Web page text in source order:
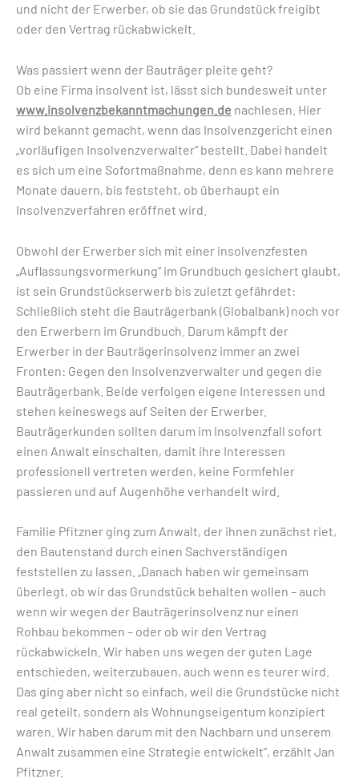
und nicht der Erwerber, ob sie das Grundstück freigibt
oder den Vertrag rückabwickelt.
Was passiert wenn der Bauträger pleite geht?
Ob eine Firma insolvent ist, lässt sich bundesweit unter
www.insolvenzbekanntmachungen.de nachlesen. Hier
wird bekannt gemacht, wenn das Insolvenzgericht einen
„vorläufigen Insolvenzverwalter“ bestellt. Dabei handelt
es sich um eine Sofortmaßnahme, denn es kann mehrere
Monate dauern, bis feststeht, ob überhaupt ein
Insolvenzverfahren eröffnet wird.
Obwohl der Erwerber sich mit einer insolvenzfesten
„Auflassungsvormerkung“ im Grundbuch gesichert glaubt,
ist sein Grundstückserwerb bis zuletzt gefährdet:
Schließlich steht die Bauträgerbank (Globalbank) noch vor
den Erwerbern im Grundbuch. Darum kämpft der
Erwerber in der Bauträgerinsolvenz immer an zwei
Fronten: Gegen den Insolvenzverwalter und gegen die
Bauträgerbank. Beide verfolgen eigene Interessen und
stehen keineswegs auf Seiten der Erwerber.
Bauträgerkunden sollten darum im Insolvenzfall sofort
einen Anwalt einschalten, damit ihre Interessen
professionell vertreten werden, keine Formfehler
passieren und auf Augenhöhe verhandelt wird.
Familie Pfitzner ging zum Anwalt, der ihnen zunächst riet,
den Bautenstand durch einen Sachverständigen
feststellen zu lassen. „Danach haben wir gemeinsam
überlegt, ob wir das Grundstück behalten wollen – auch
wenn wir wegen der Bauträgerinsolvenz nur einen
Rohbau bekommen – oder ob wir den Vertrag
rückabwickeln. Wir haben uns wegen der guten Lage
entschieden, weiterzubauen, auch wenn es teurer wird.
Das ging aber nicht so einfach, weil die Grundstücke nicht
real geteilt, sondern als Wohnungseigentum konzipiert
waren. Wir haben darum mit den Nachbarn und unserem
Anwalt zusammen eine Strategie entwickelt“, erzählt Jan
Pfitzner.